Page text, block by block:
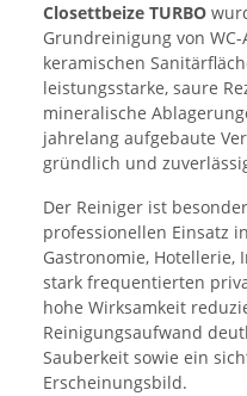
Closettbeize TURBO
Grundreinigung von
keramischen
leistungsstarke, saure
mineralische
jahrelang aufgebaute
gründlich und
Der Reiniger ist
professionellen Einsatz
Gastronomie, Hotellerie,
stark frequentierten
hohe Wirksamkeit
Reinigungsaufwand
Sauberkeit sowie ein
Erscheinungsbild.